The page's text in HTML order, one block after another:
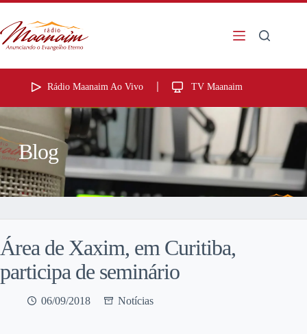
Rádio Maanaim Ao Vivo TV Maanaim
Blog
Área de Xaxim, em Curitiba,
participa de seminário
06/09/2018 Notícias